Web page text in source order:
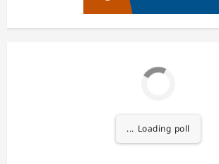
Loading poll ...